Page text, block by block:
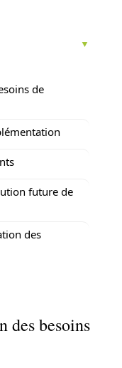
de
future de
des
des besoins